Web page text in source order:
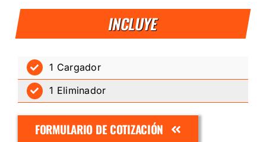
INCLUYE
1 Cargador
1 Eliminador
FORMULARIO DE COTIZACIÓN